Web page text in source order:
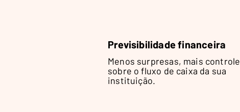
Previsibilidade financeira
Menos surpresas, mais controle
sobre o fluxo de caixa da sua
instituição.